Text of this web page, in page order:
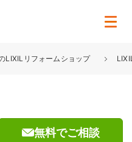
LIXILリフォームショップ
無料でご相談